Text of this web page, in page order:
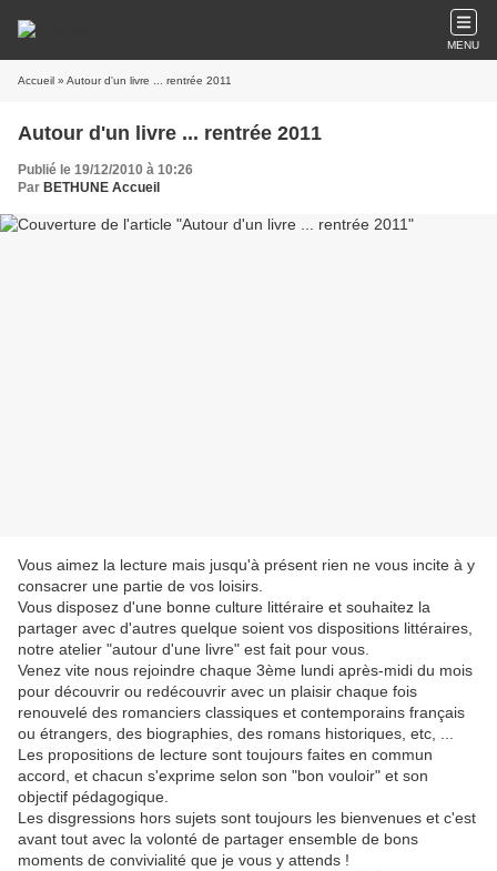
MENU
Accueil » Autour d'un livre ... rentrée 2011
Autour d'un livre ... rentrée 2011
Publié le 19/12/2010 à 10:26
Par BETHUNE Accueil
Vous aimez la lecture mais jusqu'à présent rien ne vous incite à y
consacrer une partie de vos loisirs.
Vous disposez d'une bonne culture littéraire et souhaitez la
partager avec d'autres quelque soient vos dispositions littéraires,
notre atelier "autour d'une livre" est fait pour vous.
Venez vite nous rejoindre chaque 3ème lundi après-midi du mois
pour découvrir ou redécouvrir avec un plaisir chaque fois
renouvelé des romanciers classiques et contemporains français
ou étrangers, des biographies, des romans historiques, etc, ...
Les propositions de lecture sont toujours faites en commun
accord, et chacun s'exprime selon son "bon vouloir" et son
objectif pédagogique.
Les disgressions hors sujets sont toujours les bienvenues et c'est
avant tout avec la volonté de partager ensemble de bons
moments de convivialité que je vous y attends !